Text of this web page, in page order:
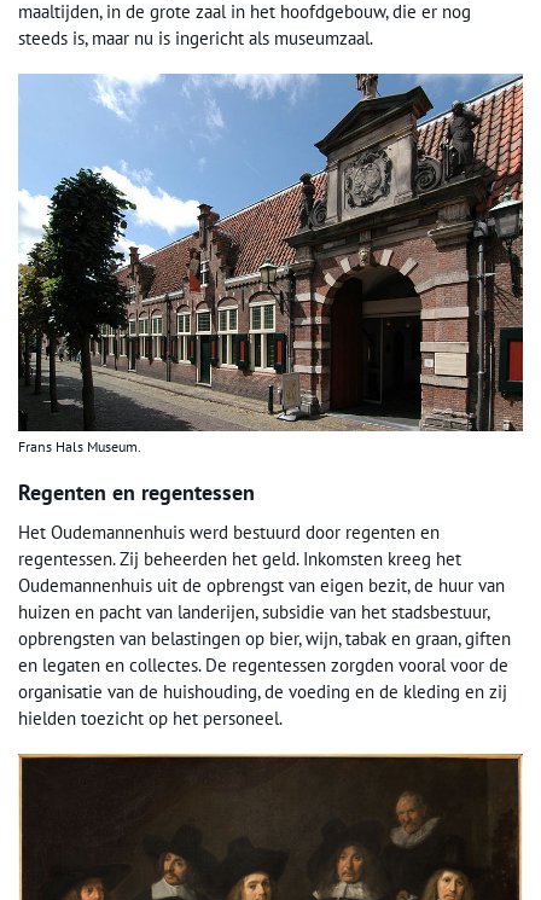
maaltijden, in de grote zaal in het hoofdgebouw, die er nog
steeds is, maar nu is ingericht als museumzaal.
Frans Hals Museum.
Regenten en regentessen
Het Oudemannenhuis werd bestuurd door regenten en
regentessen. Zij beheerden het geld. Inkomsten kreeg het
Oudemannenhuis uit de opbrengst van eigen bezit, de huur van
huizen en pacht van landerijen, subsidie van het stadsbestuur,
opbrengsten van belastingen op bier, wijn, tabak en graan, giften
en legaten en collectes. De regentessen zorgden vooral voor de
organisatie van de huishouding, de voeding en de kleding en zij
hielden toezicht op het personeel.